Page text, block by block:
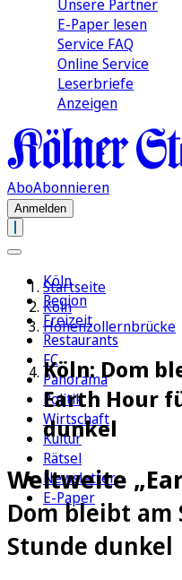
Unsere Partner
E-Paper lesen
Service FAQ
Online Service
Leserbriefe
Anzeigen
AboAbonnieren
Anmelden
Köln
Region
Freizeit
Restaurants
FC
Panorama
Politik
Wirtschaft
Kultur
Rätsel
Newsletter
E-Paper
Startseite
Köln
Hohenzollernbrücke
Köln: Dom
Earth Hour
dunkel
Weltweite
Dom bleibt
Stunde dunkel